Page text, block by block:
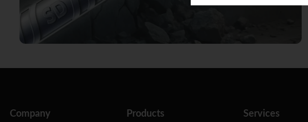
Company Products Services